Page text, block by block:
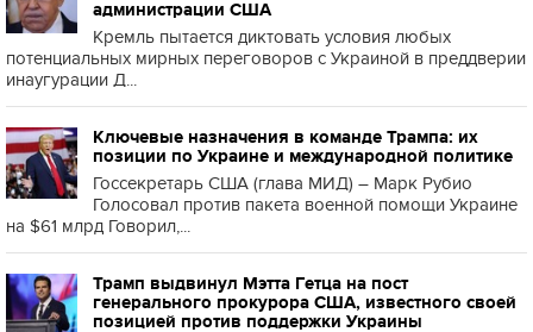
администрации США
Кремль пытается диктовать условия любых
потенциальных мирных переговоров с Украиной в преддверии
инаугурации Д...
Ключевые назначения в команде Трампа: их
позиции по Украине и международной политике
Госсекретарь США (глава МИД) – Марк Рубио
Голосовал против пакета военной помощи Украине
на $61 млрд Говорил,...
Трамп выдвинул Мэтта Гетца на пост
генерального прокурора США, известного своей
позицией против поддержки Украины